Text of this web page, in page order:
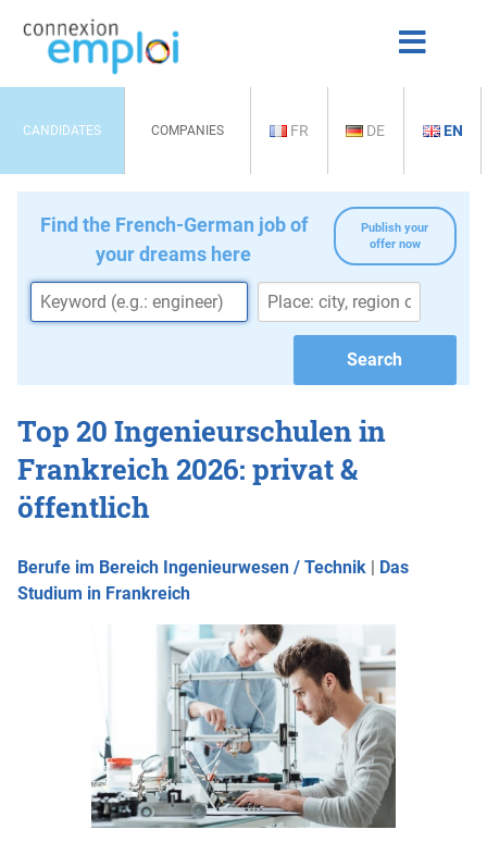
CANDIDATES COMPANIES FR DE EN
Publish your
offer now
Find the French-German job of
your dreams here
Top 20 Ingenieurschulen in
Frankreich 2026: privat &
öffentlich
Berufe im Bereich Ingenieurwesen / Technik | Das
Studium in Frankreich